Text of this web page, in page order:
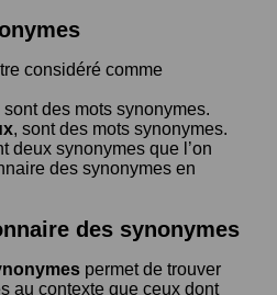
considéré comme
sont des mots synonymes.
, sont des mots synonymes.
deux synonymes que l’on
des synonymes en
des synonymes
permet de trouver
au contexte que ceux dont